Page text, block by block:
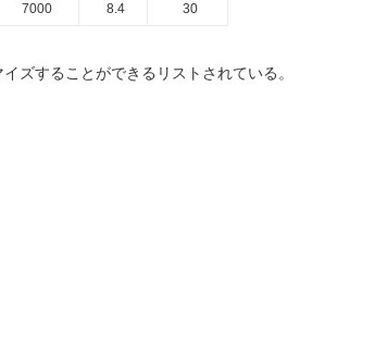
7000 8.4 30
ズすることができるリストされている。